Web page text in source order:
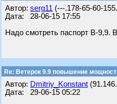
Автор: serg11 (---.178-65-60-
Дата: 28-06-15 17:55
Надо смотреть паспорт В-9,9.
Re: Ветерок 9.9 повышение
Автор: Dmitriy_Konstant
Дата: 29-06-15 05:22